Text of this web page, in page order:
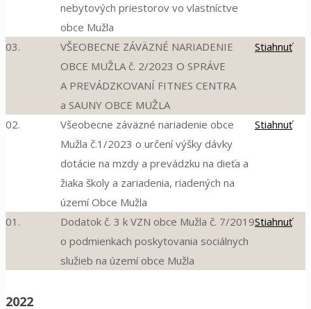
nebytových priestorov vo vlastníctve
obce Mužla
03.
VŠEOBECNE ZÁVÄZNÉ NARIADENIE
OBCE MUŽLA č. 2/2023 O SPRÁVE
A PREVÁDZKOVANÍ FITNES CENTRA
a SAUNY OBCE MUŽLA
Stiahnuť
02.
Všeobecne záväzné nariadenie obce
Mužla č.1/2023 o určení výšky dávky
dotácie na mzdy a prevádzku na dieťa a
žiaka školy a zariadenia, riadených na
území Obce Mužla
Stiahnuť
01.
Dodatok č. 3 k VZN obce Mužla č. 7/2019
o podmienkach poskytovania sociálnych
služieb na území obce Mužla
Stiahnuť
2022